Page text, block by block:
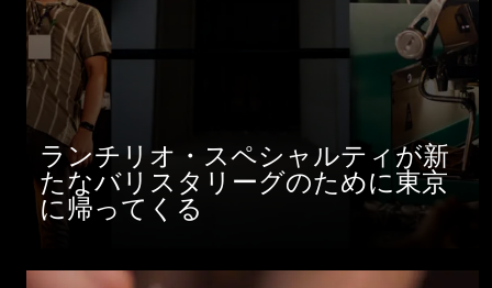
ランチリオ・スペシャルティが新
たなバリスタリーグのために東京
に帰ってくる